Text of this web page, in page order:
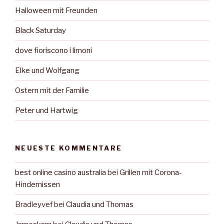
Halloween mit Freunden
Black Saturday
dove fioriscono i limoni
Elke und Wolfgang
Ostern mit der Familie
Peter und Hartwig
NEUESTE KOMMENTARE
best online casino australia bei Grillen mit Corona-
Hindernissen
Bradleyvefbei Claudia und Thomas